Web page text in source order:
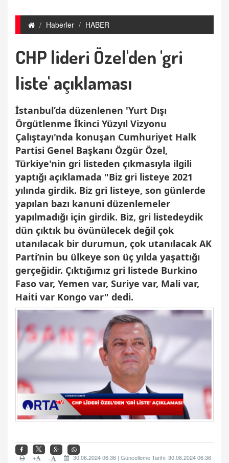
Haberler HABER
CHP lideri Özel'den 'gri
liste' açıklaması
İstanbul’da düzenlenen 'Yurt Dışı
Örgütlenme İkinci Yüzyıl Vizyonu
Çalıştayı'nda konuşan Cumhuriyet Halk
Partisi Genel Başkanı Özgür Özel,
Türkiye'nin gri listeden çıkmasıyla ilgili
yaptığı açıklamada "Biz gri listeye 2021
yılında girdik. Biz gri listeye, son günlerde
yapılan bazı kanuni düzenlemeler
yapılmadığı için girdik. Biz, gri listedeydik
dün çıktık bu övünülecek değil çok
utanılacak bir durumun, çok utanılacak AK
Parti’nin bu ülkeye son üç yılda yaşattığı
gerçeğidir. Çıktığımız gri listede Burkino
Faso var, Yemen var, Suriye var, Mali var,
Haiti var Kongo var" dedi.
30.06.2024 06:36 | Güncelleme Tarihi: 30.06.2024 06:36
-
+